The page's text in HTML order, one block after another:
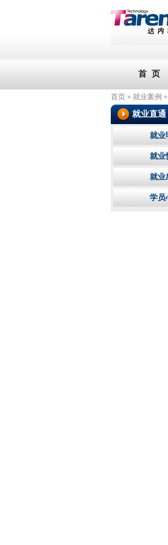
首 页
首页 » 就业案例 »
就业直通
就业
就业
就业
学员